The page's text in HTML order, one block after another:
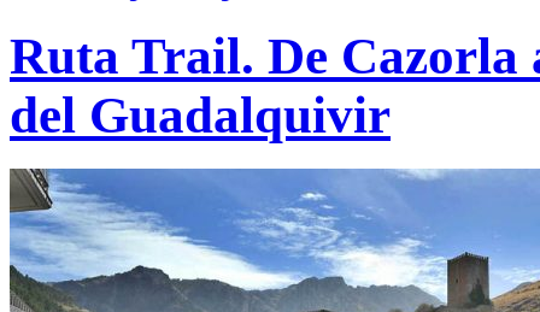
Ruta Trail. De Cazorla
del Guadalquivir